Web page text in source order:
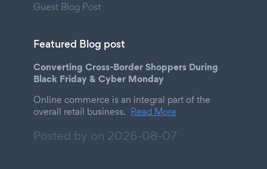
Guest Blog Post
Featured Blog post
Converting Cross-Border Shoppers During
Black Friday & Cyber Monday
Online commerce is an integral part of the
overall retail business. Read More
Posted by on 2026-08-07